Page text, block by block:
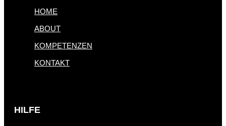
HOME
ABOUT
KOMPETENZEN
KONTAKT
HILFE